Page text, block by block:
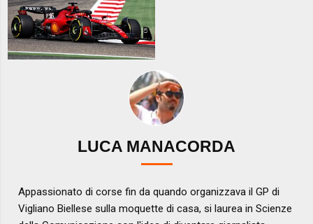
LUCA MANACORDA
Appassionato di corse fin da quando organizzava il GP di
Vigliano Biellese sulla moquette di casa, si laurea in Scienze